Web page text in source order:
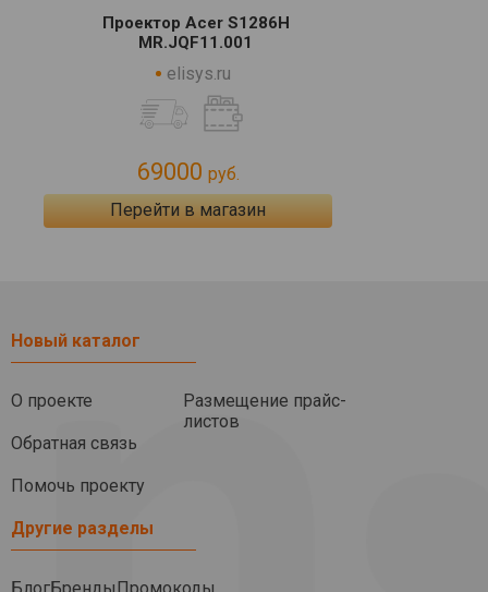
Проектор Acer S1286H
MR.JQF11.001
elisys.ru
69000 руб.
Перейти в магазин
Новый каталог
О проекте
Обратная связь
Помочь проекту
Размещение прайс-
листов
Другие разделы